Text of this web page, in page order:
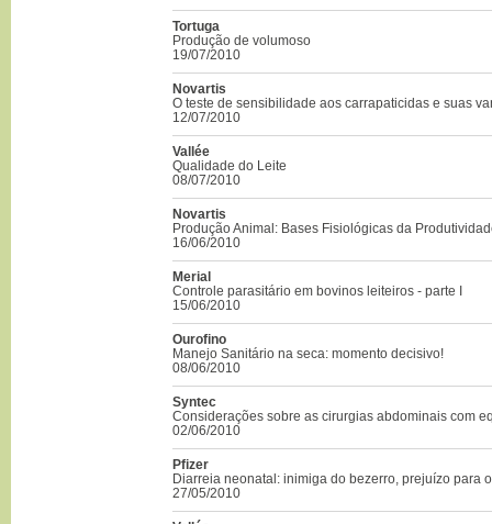
Tortuga
Produção de volumoso
19/07/2010
Novartis
O teste de sensibilidade aos carrapaticidas e suas
12/07/2010
Vallée
Qualidade do Leite
08/07/2010
Novartis
Produção Animal: Bases Fisiológicas da
16/06/2010
Merial
Controle parasitário em bovinos leiteiros - parte I
15/06/2010
Ourofino
Manejo Sanitário na seca: momento decisivo!
08/06/2010
Syntec
Considerações sobre as cirurgias abdominais com
02/06/2010
Pfizer
Diarreia neonatal: inimiga do bezerro, prejuízo para
27/05/2010